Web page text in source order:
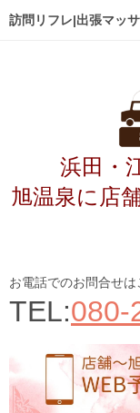
訪問リフレ|出張マッ
浜田・
旭温泉に店
お電話でのお問合せは
TEL:080-
店舗メニュー～旭サロン
お客様の声
メディア掲載
あなたの最適なコース診